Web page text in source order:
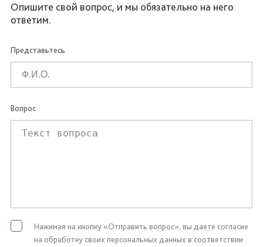
Опишите свой вопрос, и мы обязательно на него
ответим.
Представьтесь
Вопрос
Нажимая на кнопку «Отправить вопрос», вы даете согласие
на обработку своих персональных данных в соответствии